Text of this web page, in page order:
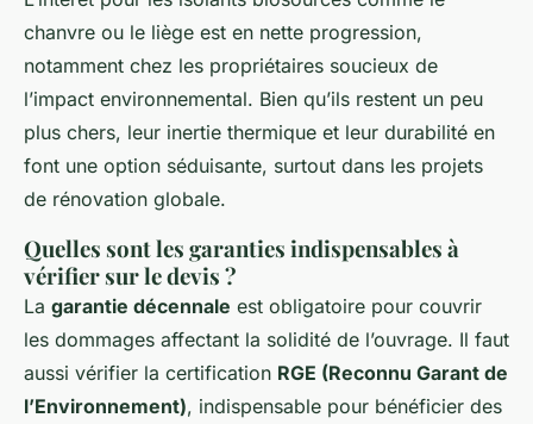
chanvre ou le liège est en nette progression,
notamment chez les propriétaires soucieux de
l’impact environnemental. Bien qu’ils restent un peu
plus chers, leur inertie thermique et leur durabilité en
font une option séduisante, surtout dans les projets
de rénovation globale.
Quelles sont les garanties indispensables à
vérifier sur le devis ?
La garantie décennale est obligatoire pour couvrir
les dommages affectant la solidité de l’ouvrage. Il faut
aussi vérifier la certification RGE (Reconnu Garant de
l’Environnement), indispensable pour bénéficier des